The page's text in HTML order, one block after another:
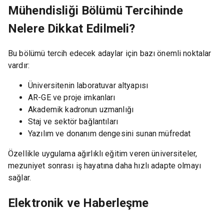
Mühendisliği Bölümü Tercihinde
Nelere Dikkat Edilmeli?
Bu bölümü tercih edecek adaylar için bazı önemli noktalar
vardır:
Üniversitenin laboratuvar altyapısı
AR-GE ve proje imkanları
Akademik kadronun uzmanlığı
Staj ve sektör bağlantıları
Yazılım ve donanım dengesini sunan müfredat
Özellikle uygulama ağırlıklı eğitim veren üniversiteler,
mezuniyet sonrası iş hayatına daha hızlı adapte olmayı
sağlar.
Elektronik ve Haberleşme